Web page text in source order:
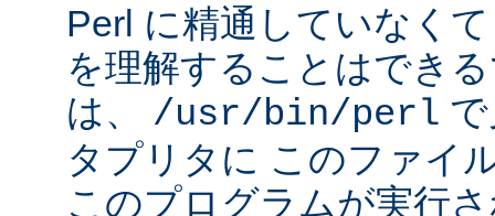
Perl に精通していなく
を理解することはでき
は、 /usr/bin/perl
タプリタに このファイ
このプログラムが実行